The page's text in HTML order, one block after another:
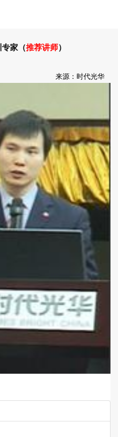
家（推荐讲师）
来源：时代光华